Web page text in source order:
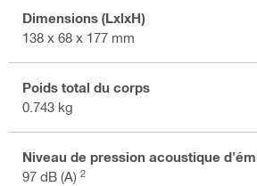
Dimensions (LxlxH)
138 x 68 x 177 mm
Poids total du corps
0.743 kg
Niveau de pression acoustique
97 dB (A) 2